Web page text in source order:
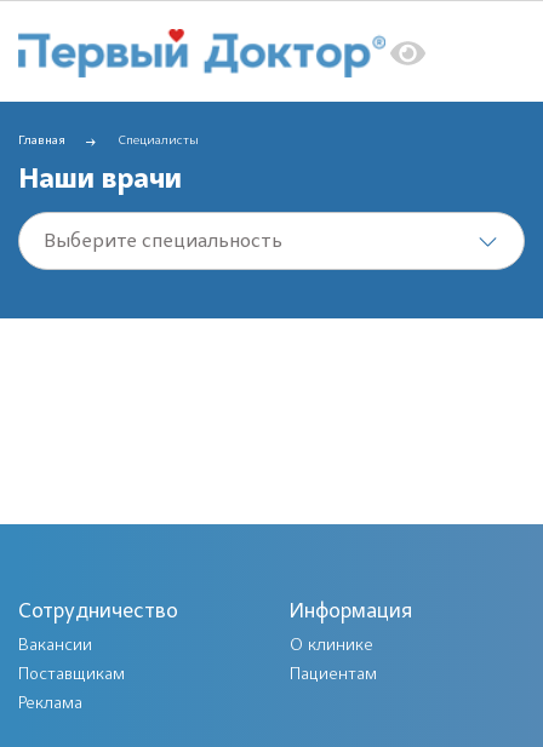
Главная Специалисты
Наши врачи
Выберите специальность
Сотрудничество
Вакансии
Поставщикам
Реклама
Информация
О клинике
Пациентам